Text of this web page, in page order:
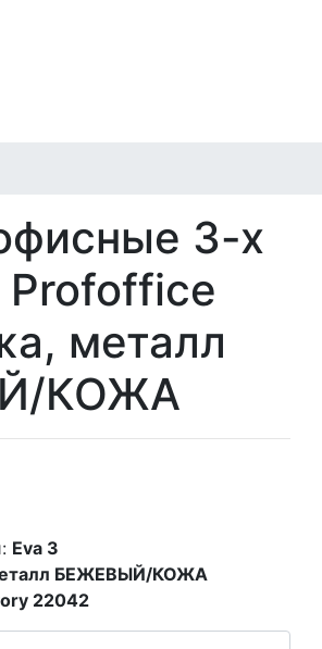
3-х
металл
КОЖА
Eva 3
БЕЖЕВЫЙ/КОЖА
22042